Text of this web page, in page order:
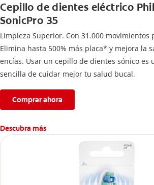
Cepillo de dientes eléctrico
SonicPro 35
Limpieza Superior. Con 31.000 movimientos
Elimina hasta 500% más placa* y mejora la
encías. Usar un cepillo de dientes sónico es
sencilla de cuidar mejor tu salud bucal.
Comprar ahora
Descubra más